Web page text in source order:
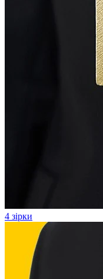
4 зірки